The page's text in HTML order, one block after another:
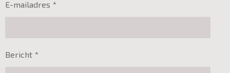
E-mailadres *
Bericht *